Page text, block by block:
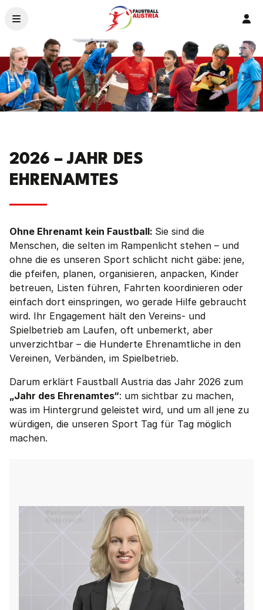
News
Ligen & Bewerbe
Organisation
Service
Ehrenamt – 2026
2026 – JAHR DES
EHRENAMTES
Ohne Ehrenamt kein Faustball: Sie sind die
Menschen, die selten im Rampenlicht stehen – und
ohne die es unseren Sport schlicht nicht gäbe: jene,
die pfeifen, planen, organisieren, anpacken, Kinder
betreuen, Listen führen, Fahrten koordinieren oder
einfach dort einspringen, wo gerade Hilfe gebraucht
wird. Ihr Engagement hält den Vereins- und
Spielbetrieb am Laufen, oft unbemerkt, aber
unverzichtbar – die Hunderte Ehrenamtliche in den
Vereinen, Verbänden, im Spielbetrieb.
Darum erklärt Faustball Austria das Jahr 2026 zum
„Jahr des Ehrenamtes“: um sichtbar zu machen,
was im Hintergrund geleistet wird, und um all jene zu
würdigen, die unseren Sport Tag für Tag möglich
machen.